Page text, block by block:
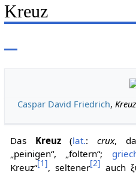
Kreuz
Caspar David Friedrich,
Das Kreuz(lat.:crux,
„peinigen“, „foltern“;
Kreuz“[1], seltener[2] auch